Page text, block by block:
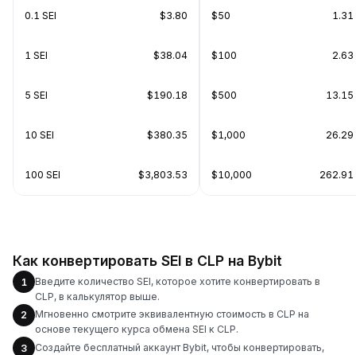
0.1 SEI $3.80
1 SEI $38.04
5 SEI $190.18
10 SEI $380.35
100 SEI $3,803.53
$50 1.31
$100 2.63
$500 13.15
$1,000 26.29
$10,000 262.91
Как конвертировать SEI в CLP на Bybit
1
Введите количество SEI, которое хотите конвертировать в
CLP, в калькулятор выше.
2
Мгновенно смотрите эквивалентную стоимость в CLP на
основе текущего курса обмена SEI к CLP.
3
Создайте бесплатный аккаунт Bybit, чтобы конвертировать,